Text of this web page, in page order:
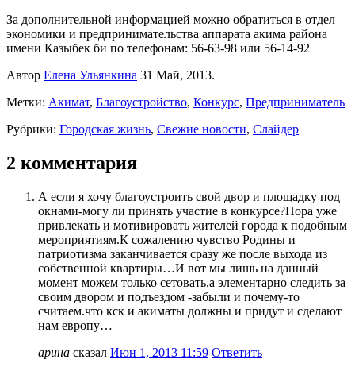
За дополнительной информацией можно обратиться в отдел
экономики и предпринимательства аппарата акима района
имени Казыбек би по телефонам: 56-63-98 или 56-14-92
Автор Елена Ульянкина 31 Май, 2013.
Метки: Акимат, Благоустройство, Конкурс, Предприниматель
Рубрики: Городская жизнь, Свежие новости, Слайдер
2 комментария
А если я хочу благоустроить свой двор и площадку под
окнами-могу ли принять участие в конкурсе?Пора уже
привлекать и мотивировать жителей города к подобным
мероприятиям.К сожалению чувство Родины и
патриотизма заканчивается сразу же после выхода из
собственной квартиры…И вот мы лишь на данный
момент можем только сетовать,а элементарно следить за
своим двором и подъездом -забыли и почему-то
считаем.что кск и акиматы должны и придут и сделают
нам европу…
арина сказал Июн 1, 2013 11:59 Ответить